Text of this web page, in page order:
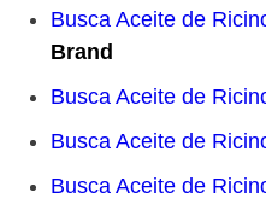
Busca Aceite de
Brand
Busca Aceite de
Busca Aceite de
Busca Aceite de